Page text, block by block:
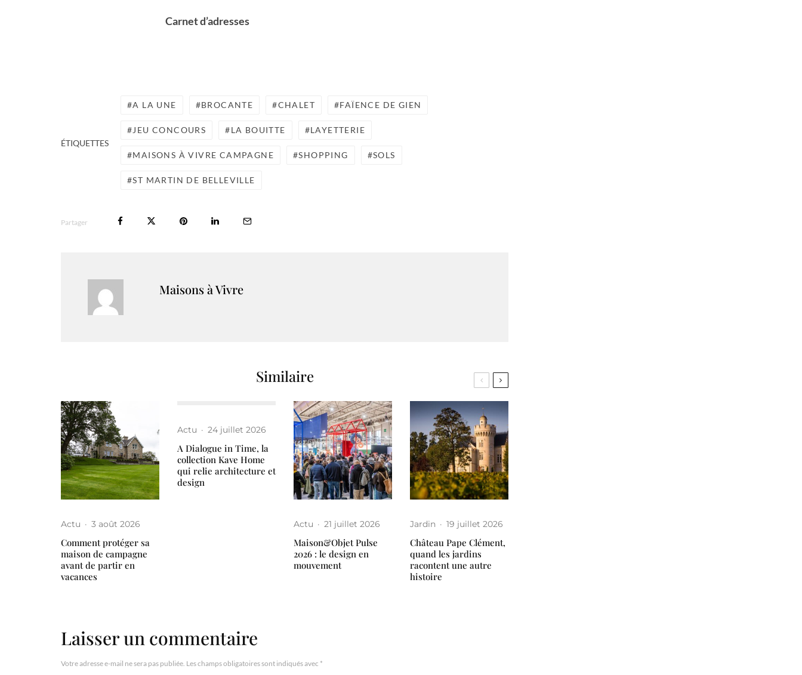
Carnet d’adresses
ÉTIQUETTES
A LA UNE BROCANTE CHALET FAÏENCE DE GIEN
JEU CONCOURS LA BOUITTE LAYETTERIE
MAISONS À VIVRE CAMPAGNE SHOPPING SOLS
ST MARTIN DE BELLEVILLE
Partager
Maisons à Vivre
Similaire
Actu · 3 août 2026
Comment protéger sa
maison de campagne
avant de partir en
vacances
Actu · 24 juillet 2026
A Dialogue in Time, la
collection Kave Home
qui relie architecture et
design
Actu · 21 juillet 2026
Maison&Objet Pulse
2026 : le design en
mouvement
Jardin · 19 juillet 2026
Château Pape Clément,
quand les jardins
racontent une autre
histoire
Laisser un commentaire
Votre adresse e-mail ne sera pas publiée. Les champs obligatoires sont indiqués avec *